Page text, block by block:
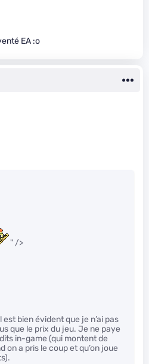
EA :o
" />
est bien évident que je n’ai pas
que le prix du jeu. Je ne paye
in-game (qui montent de
a pris le coup et qu’on joue